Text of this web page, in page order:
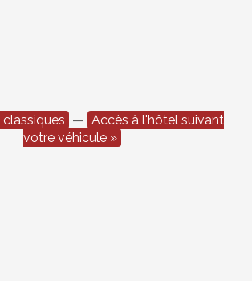
— Accès à l'hôtel suivant
votre véhicule »